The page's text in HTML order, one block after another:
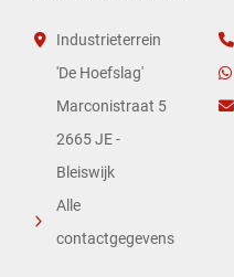
Industrieterrein
'De Hoefslag'
Marconistraat 5
2665 JE -
Bleiswijk
Alle
contactgegevens